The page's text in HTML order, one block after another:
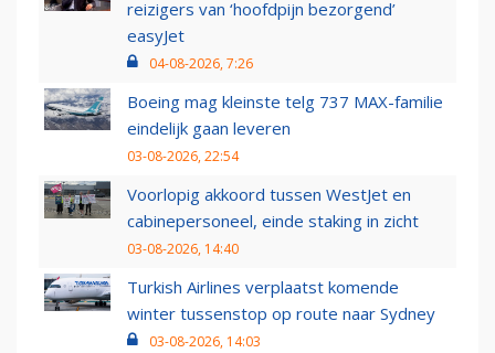
reizigers van ‘hoofdpijn bezorgend’
easyJet
04-08-2026, 7:26
Boeing mag kleinste telg 737 MAX-familie
eindelijk gaan leveren
03-08-2026, 22:54
Voorlopig akkoord tussen WestJet en
cabinepersoneel, einde staking in zicht
03-08-2026, 14:40
Turkish Airlines verplaatst komende
winter tussenstop op route naar Sydney
03-08-2026, 14:03